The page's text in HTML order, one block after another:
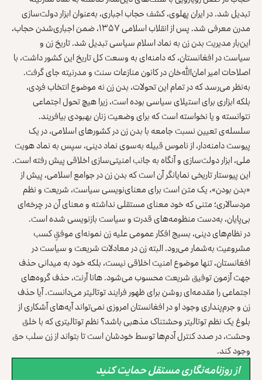
تبدیل شد. در ایران پهلوی، کشف حجاب اجباری، به‌عنوان ابزار دولت‌سازی
مدرن معرفی شد. پس از انقلاب اسلامی ۱۳۵۷، ضمن اجباری‌شدن حجاب،
این‌بار مدیریت بدن زن به نماد اسلام سیاسی تبدیل شد. تاریخ زن و
سیاست در افغانستان، که دامنه‌ای به وسعت کل تاریخ این کشور داشت، با
اصلاحات امیر امان‌الله‌خان در کانون منازعات سنت و مدرنیته جای گرفت.
به‌نظر می‌رسد که در تمام این تحولات، بدن زن نه موضوع انتخاب فردی،
بلکه ابزاری برای استیلای سیاسی بوده است، زیرا هیچ تحول اجتماعی
نتوانسته و یا نخواسته است که برای وضعیت زنان بهبودی بیافریند.
سلسله‌ی تعیین نسبت جامعه با بدن زن در کشورهای اسلامی، در یک
پیوست دامنه‌دار، از ناموس قبیله به‌سوی نماد دینی، سپس به نماد هویت
ملی، ابزار دولت‌سازی و آنگاه به جانب امنیتی‌سازی اخلاقی پیش رفته است.
این پیوستار تاریخی نمایانگر آن است که بدن زن در جوامع اسلامی، پیش از
«بدن بودن»، یک متن است برای معنای‌نویسی سیاست، شریعت و نظم
مردسالاری؛ متنی که خود معنای مستقلی نداشته و معنای آن در چرخه‌ای
بی‌پایان، به‌دست منظومه‌های قدرت و سیاست بازنویسی شده است.
در نظام‌های دینی، بسیج افکار عمومی علیه زن نمونه‌ای موفقِ کسب
مشروعیت به‌شمار می‌رود. البته زن در معادلات شریعت و سیاست در
افغانستان، تنها موضوع امنیت اخلاقی نیست، بلکه خود به میدانی حذف
جهت آزمون توفیق شریعت محسوب می‌شود. هانا آرنت، حذف گروه‌های
اجتماعی را مقدمه‌ای روشن برای ظهور فرایند توتالیتر می‌دانست. آیا حذف
زن و جرم‌پنداری وجود او در افغانستان امروزی نمی‌تواند آیه‌های آشکاری از
بلوغ یک نظم توتالیتر وحشتناک مذهبی باشد؟ نظم توتالیتری که با خلق
وحشت، در صدد کنترل آدم‌ها توسط خودشان است تا بتواند از زن سلب حق
وجود کند.
از روزنامه‌نگاری مستقل حمایت کنید